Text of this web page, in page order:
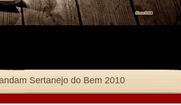
Sertanejo do Bem 2010